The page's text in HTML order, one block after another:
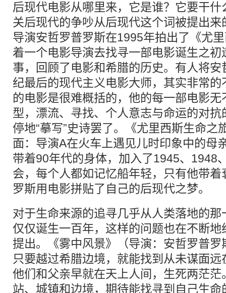
后现代电影从哪里来，它是谁？它要干
关后现代的争吵从后现代这个词被提出
导演安哲罗普罗斯在1995年拍出了《尤
着一个电影导演去找寻一部电影诞生之
事，回顾了电影和希腊的历史。有人将
纪最后的现代主义电影大师，其实非常
的电影是很难概括的，他的每一部电影
型，漂流、寻找、个人意志与命运的对
停地“摹写”史诗罢了。《尤里西斯生命之
面：导演A在火车上遇见儿时印象中的母
带着90年代的身体，加入了1945、
会，每个人都如记忆船年轻，只有他带
罗斯用电影拼贴了自己的后现代之梦。
对于生命来源的追寻几乎从人类落地的
仅仅诞生一百年，这样的问题也在不断
提出。《雾中风景》（导演：安哲罗普
只要越过希腊边境，就能找到从未谋面
他们和父亲早就在天上人间，生死两茫
站、城镇和边境，期待能找寻到自己生